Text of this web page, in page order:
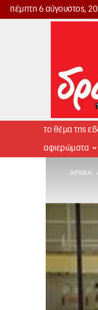
πέμπτη 6 αύγουστος,
Δρόμος
το θέμα της
αφιερώματα
ΑΡΧΙΚΉ